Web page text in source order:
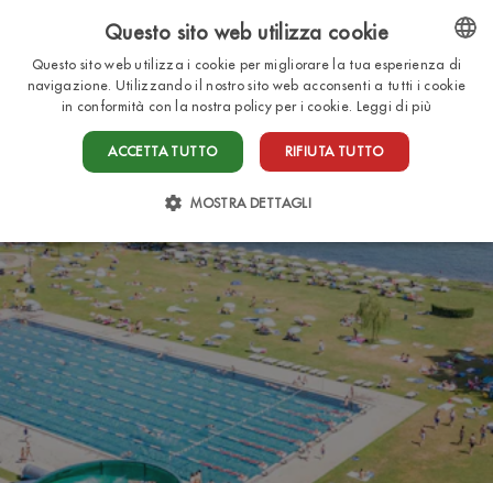
IT
ENGLISH
Questo sito web utilizza cookie
Questo sito web utilizza i cookie per migliorare la tua esperienza di
navigazione. Utilizzando il nostro sito web acconsenti a tutti i cookie
in conformità con la nostra policy per i cookie. Leggi di più
ACCETTA TUTTO RIFIUTA TUTTO
MOSTRA DETTAGLI